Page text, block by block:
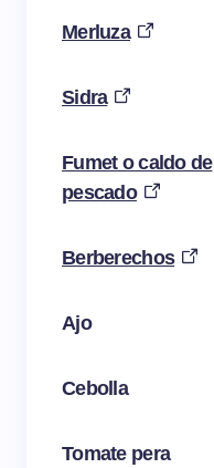
Merluza
Sidra
Fumet o caldo de
pescado
Berberechos
Ajo
Cebolla
Tomate pera